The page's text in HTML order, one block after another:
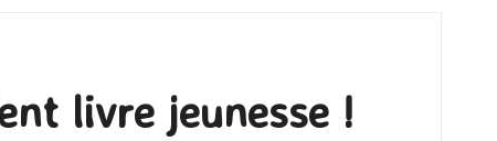
livre jeunesse !